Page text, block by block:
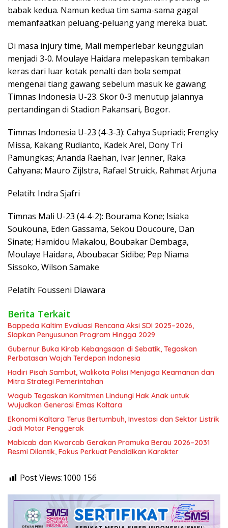
babak kedua. Namun kedua tim sama-sama gagal
memanfaatkan peluang-peluang yang mereka buat.
Di masa injury time, Mali memperlebar keunggulan
menjadi 3-0. Moulaye Haidara melepaskan tembakan
keras dari luar kotak penalti dan bola sempat
mengenai tiang gawang sebelum masuk ke gawang
Timnas Indonesia U-23. Skor 0-3 menutup jalannya
pertandingan di Stadion Pakansari, Bogor.
Timnas Indonesia U-23 (4-3-3): Cahya Supriadi; Frengky
Missa, Kakang Rudianto, Kadek Arel, Dony Tri
Pamungkas; Ananda Raehan, Ivar Jenner, Raka
Cahyana; Mauro Zijlstra, Rafael Struick, Rahmat Arjuna
Pelatih: Indra Sjafri
Timnas Mali U-23 (4-4-2): Bourama Kone; Isiaka
Soukouna, Eden Gassama, Sekou Doucoure, Dan
Sinate; Hamidou Makalou, Boubakar Dembaga,
Moulaye Haidara, Aboubacar Sidibe; Pep Niama
Sissoko, Wilson Samake
Pelatih: Fousseni Diawara
Berita Terkait
Bappeda Kaltim Evaluasi Rencana Aksi SDI 2025–2026,
Siapkan Penyusunan Program Hingga 2029
Gubernur Buka Kirab Kebangsaan di Sebatik, Tegaskan
Perbatasan Wajah Terdepan Indonesia
Hadiri Pisah Sambut, Walikota Polisi Menjaga Keamanan dan
Mitra Strategi Pemerintahan
Wagub Tegaskan Komitmen Lindungi Hak Anak untuk
Wujudkan Generasi Emas Kaltara
Ekonomi Kaltara Terus Bertumbuh, Investasi dan Sektor Listrik
Jadi Motor Penggerak
Mabicab dan Kwarcab Gerakan Pramuka Berau 2026–2031
Resmi Dilantik, Fokus Perkuat Pendidikan Karakter
Post Views:1000 156